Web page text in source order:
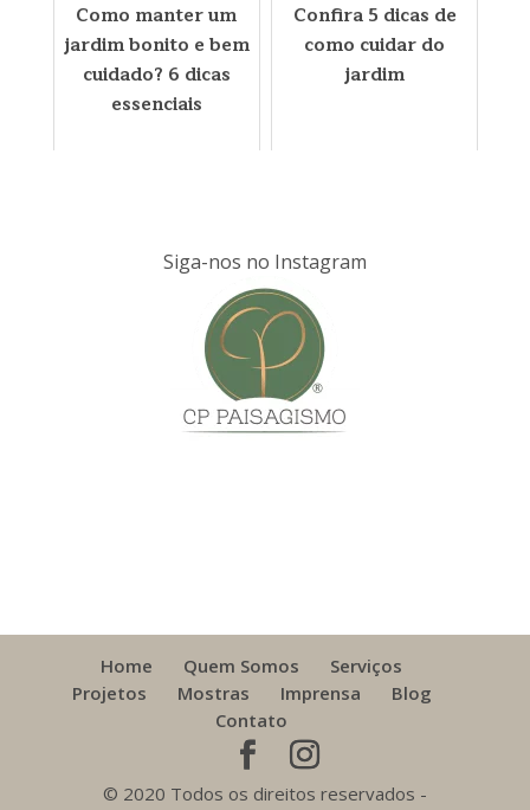
Como manter um
jardim bonito e bem
cuidado? 6 dicas
essenciais
Confira 5 dicas de
como cuidar do
jardim
Siga-nos no Instagram
Home Quem Somos
Serviços
Projetos
Mostras Imprensa
Blog
Contato
© 2020 Todos os direitos reservados -